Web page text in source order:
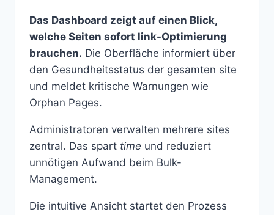
Das Dashboard zeigt auf einen Blick,
welche Seiten sofort link-Optimierung
brauchen. Die Oberfläche informiert über
den Gesundheitsstatus der gesamten site
und meldet kritische Warnungen wie
Orphan Pages.
Administratoren verwalten mehrere sites
zentral. Das spart time und reduziert
unnötigen Aufwand beim Bulk-
Management.
Die intuitive Ansicht startet den Prozess